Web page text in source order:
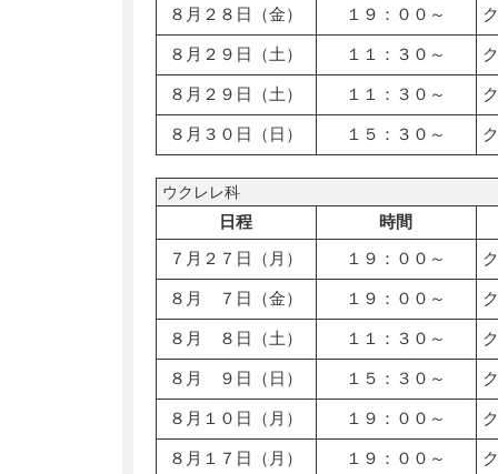
８月２８日（金） １９：００～
８月２９日（土） １１：３０～
８月２９日（土） １１：３０～
８月３０日（日） １５：３０～
ウクレレ科
日程
時間
７月２７日（月）
１９：００～
８月 ７日（金） １９：００～
８月 ８日（土） １１：３０～
８月 ９日（日） １５：３０～
８月１０日（月） １９：００～
８月１７日（月） １９：００～